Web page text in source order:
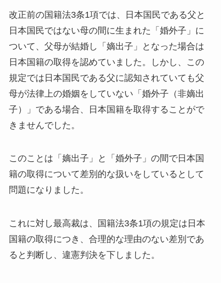
改正前の国籍法3条1項では、日本国民である父と
日本国民ではない母の間に生まれた「婚外子」に
ついて、父母が結婚し「嫡出子」となった場合は
日本国籍の取得を認めていました。しかし、この
規定では日本国民である父に認知されていても父
母が法律上の婚姻をしていない「婚外子（非嫡出
子）」である場合、日本国籍を取得することがで
きませんでした。
このことは「嫡出子」と「婚外子」の間で日本国
籍の取得について差別的な扱いをしているとして
問題になりました。
これに対し最高裁は、国籍法3条1項の規定は日本
国籍の取得につき、合理的な理由のない差別であ
ると判断し、違憲判決を下しました。